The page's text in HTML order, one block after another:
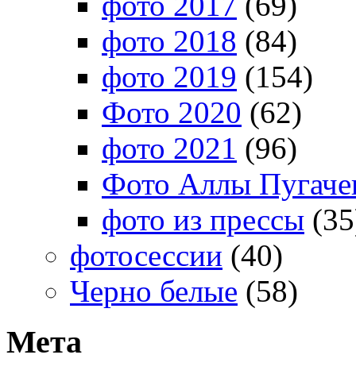
фото 2018 (84)
фото 2019 (154)
Фото 2020 (62)
фото 2021 (96)
Фото Аллы
фото из прессы
фотосессии (40)
Черно белые (58)
Мета